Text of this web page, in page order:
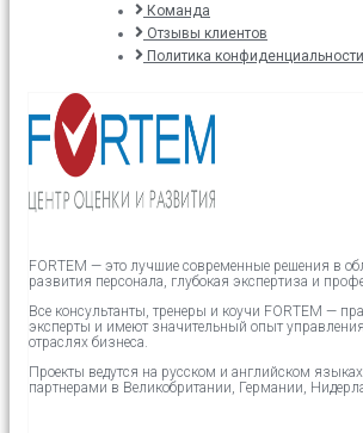
Команда
Отзывы клиентов
Политика конфиденциальности
FORTEM — это лучшие современные решения в
развития персонала, глубокая экспертиза и
Все консультанты, тренеры и коучи FORTEM —
эксперты и имеют значительный опыт
отраслях бизнеса.
Проекты ведутся на русском и английском
партнерами в Великобритании, Германии,